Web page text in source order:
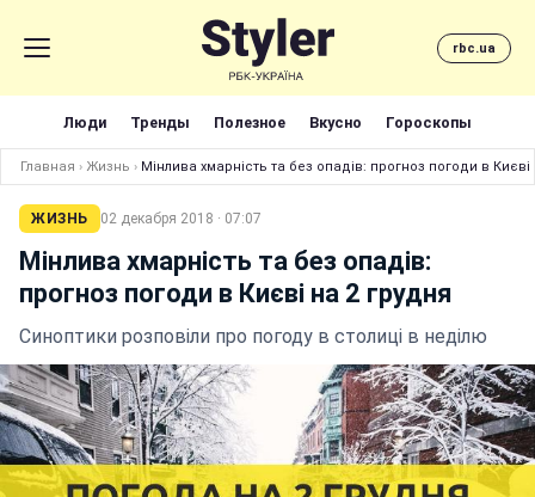
rbc.ua
Люди Тренды Полезное Вкусно Гороскопы
Главная › Жизнь › Мінлива хмарність та без опадів: прогноз погоди в Києві
ЖИЗНЬ 02 декабря 2018 · 07:07
Мінлива хмарність та без опадів:
прогноз погоди в Києві на 2 грудня
Синоптики розповіли про погоду в столиці в неділю